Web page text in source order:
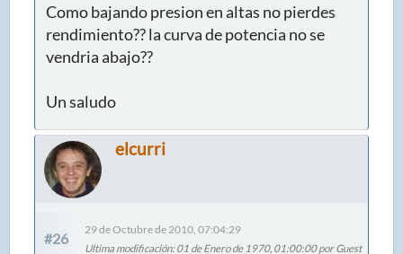
Como bajando presion en altas no pierdes
rendimiento?? la curva de potencia no se
vendria abajo??
Un saludo
elcurri
#26
29 de Octubre de 2010, 07:04:29
Ultima modificación: 01 de Enero de 1970, 01:00:00 por Guest